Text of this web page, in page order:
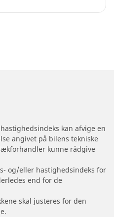
kan afvige en
angivet på bilens tekniske
kunne rådgive
og/eller hastighedsindeks for
end for de
skal justeres for den